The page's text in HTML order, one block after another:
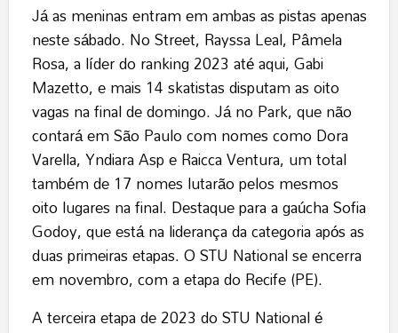
Já as meninas entram em ambas as pistas apenas
neste sábado. No Street, Rayssa Leal, Pâmela
Rosa, a líder do ranking 2023 até aqui, Gabi
Mazetto, e mais 14 skatistas disputam as oito
vagas na final de domingo. Já no Park, que não
contará em São Paulo com nomes como Dora
Varella, Yndiara Asp e Raicca Ventura, um total
também de 17 nomes lutarão pelos mesmos
oito lugares na final. Destaque para a gaúcha Sofia
Godoy, que está na liderança da categoria após as
duas primeiras etapas. O STU National se encerra
em novembro, com a etapa do Recife (PE).
A terceira etapa de 2023 do STU National é